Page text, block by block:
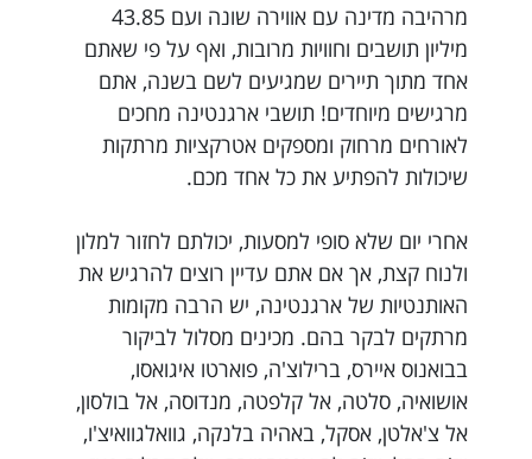
מרהיבה מדינה עם אווירה שונה ועם 43.85
מיליון תושבים וחוויות מרובות, ואף על פי שאתם
אחד מתוך תיירים שמגיעים לשם בשנה, אתם
מרגישים מיוחדים! תושבי ארגנטינה מחכים
לאורחים מרחוק ומספקים אטרקציות מרתקות
שיכולות להפתיע את כל אחד מכם.
אחרי יום שלא סופי למסעות, יכולתם לחזור למלון
ולנוח קצת, אך אם אתם עדיין רוצים להרגיש את
האותנטיות של ארגנטינה, יש הרבה מקומות
מרתקים לבקר בהם. מכינים מסלול לביקור
בבואנוס איירס, ברילוצ'ה, פוארטו איגואסו,
אושואיה, סלטה, אל קלפטה, מנדוסה, אל בולסון,
אל צ'אלטן, אסקל, באהיה בלנקה, גוואלגוואיצ'ו,